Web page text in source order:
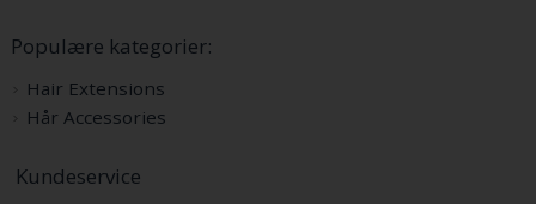
Populære kategorier:
Hair Extensions
Hår Accessories
Kundeservice